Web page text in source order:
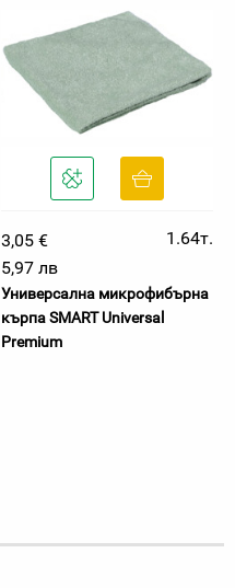
3,05 €
1.64т.
5,97 лв
Универсална микрофибърна
кърпа SMART Universal
Premium